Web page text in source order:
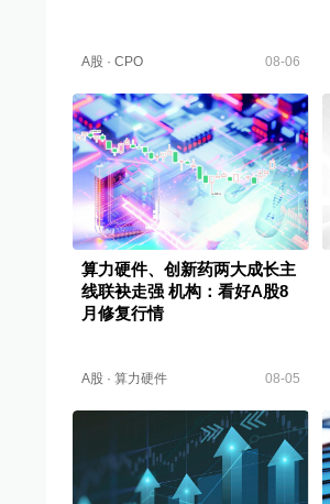
A股 · CPO 08-06
算力硬件、创新药两大成长主
线联袂走强 机构：看好A股8
月修复行情
A股 · 算力硬件 08-05